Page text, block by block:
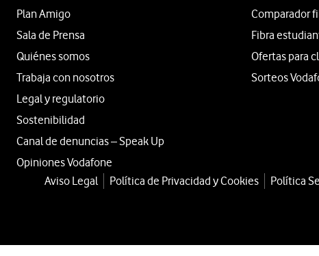
Plan Amigo
Sala de Prensa
Quiénes somos
Trabaja con nosotros
Legal y regulatorio
Sostenibilidad
Canal de denuncias – Speak Up
Opiniones Vodafone
Comparador
Fibra
Ofertas para
Sorteos
Aviso Legal Política de Privacidad y Cookies Política